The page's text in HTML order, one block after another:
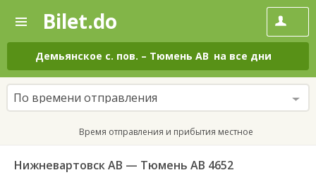
—
Поиск
и
покупка
билетов
на
автобус
онлайн
Bilet.do
Демьянское с. пов. – Тюмень АВ на все дни
По времени отправления
Время отправления и прибытия местное
Нижневартовск АВ — Тюмень АВ 4652